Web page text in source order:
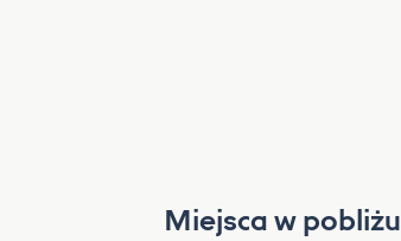
Miejsca w pobliżu